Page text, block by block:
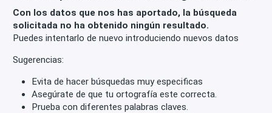
Con los datos que nos has aportado, la búsqueda
solicitada no ha obtenido ningún resultado.
Puedes intentarlo de nuevo introduciendo nuevos datos
Sugerencias:
Evita de hacer búsquedas muy especificas
Asegúrate de que tu ortografía este correcta.
Prueba con diferentes palabras claves.